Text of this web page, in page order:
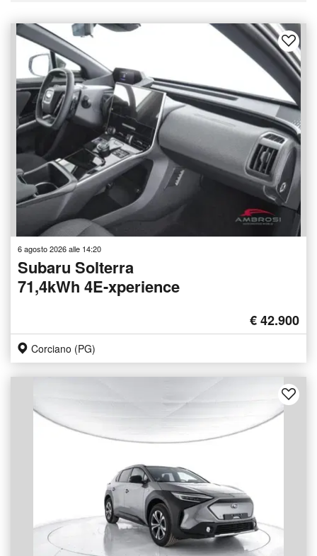
6 agosto 2026 alle 14:20
Subaru Solterra
71,4kWh 4E-xperience
€ 42.900
Corciano (PG)